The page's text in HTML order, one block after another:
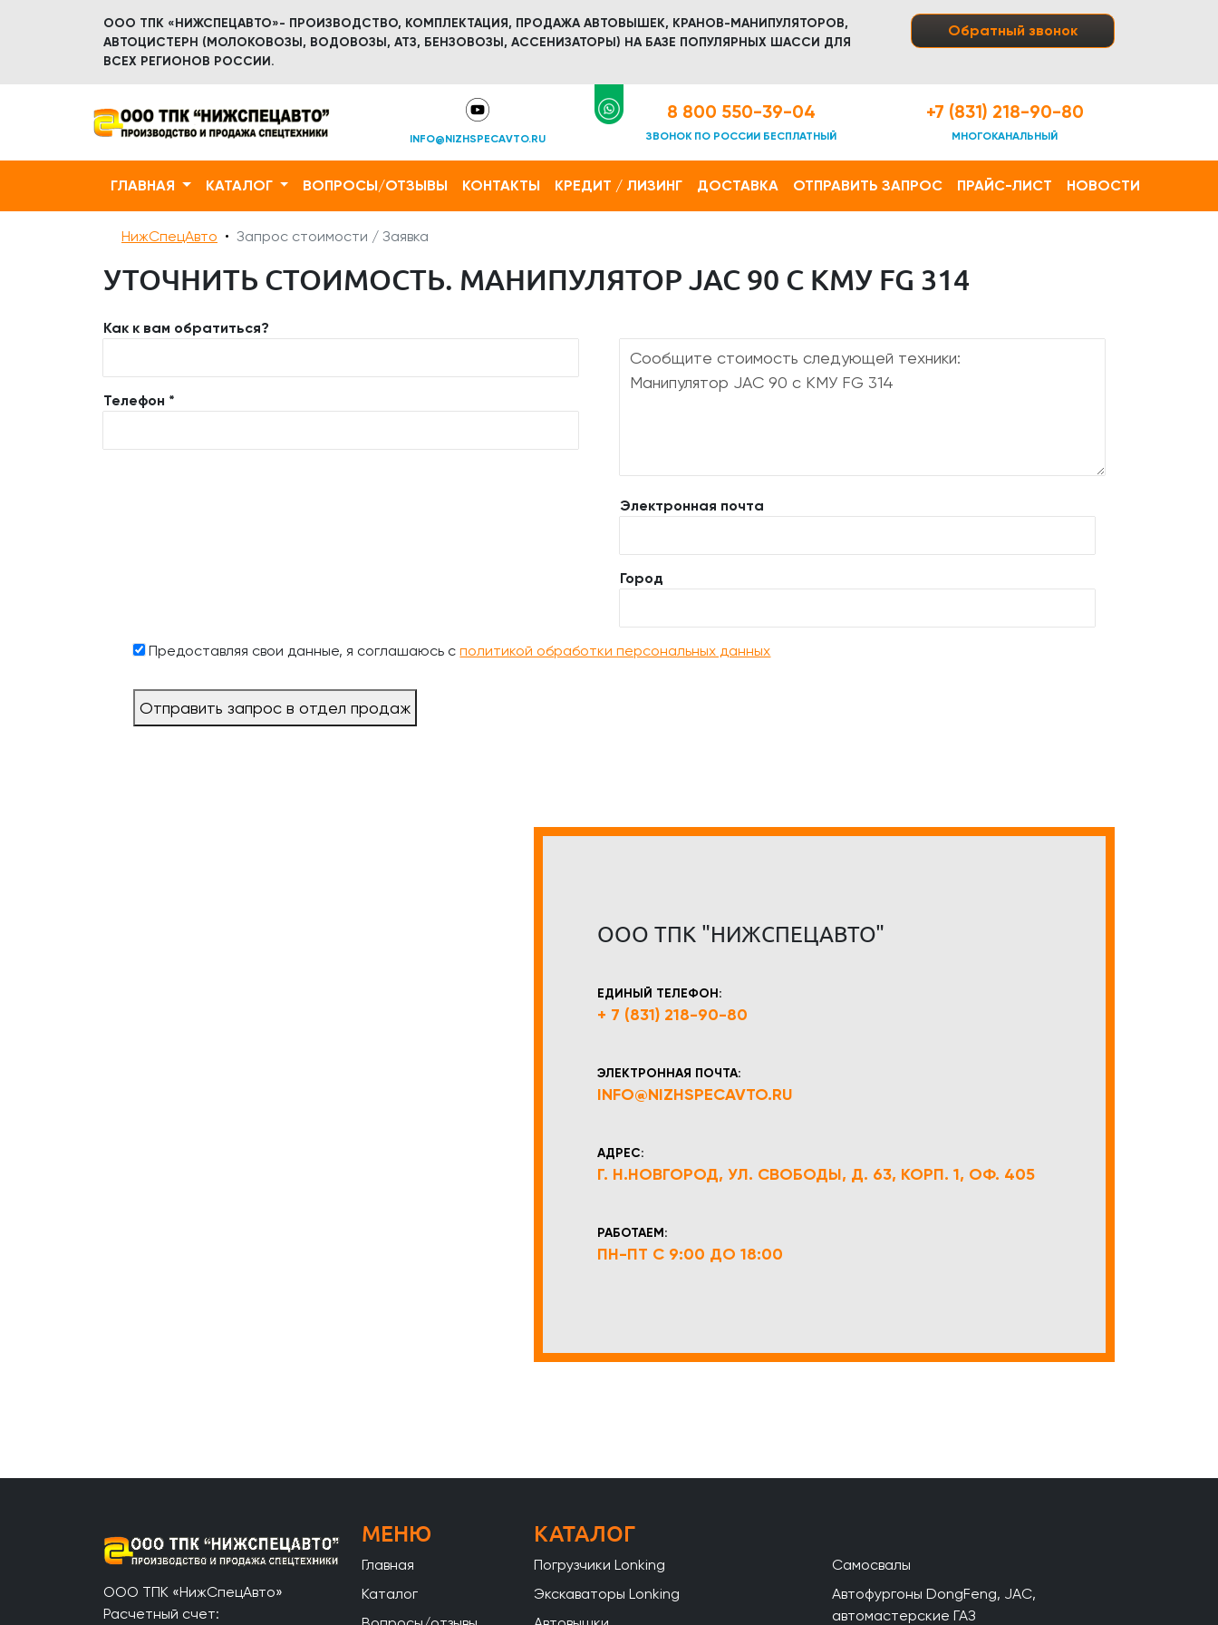
ООО ТПК «НИЖСПЕЦАВТО»- ПРОИЗВОДСТВО, КОМПЛЕКТАЦИЯ, ПРОДАЖА АВТОВЫШЕК, КРАНОВ-МАНИПУЛЯТОРОВ,
АВТОЦИСТЕРН (МОЛОКОВОЗЫ, ВОДОВОЗЫ, АТЗ, БЕНЗОВОЗЫ, АССЕНИЗАТОРЫ) НА БАЗЕ ПОПУЛЯРНЫХ ШАССИ ДЛЯ
ВСЕХ РЕГИОНОВ РОССИИ.
Обратный звонок
INFO@NIZHSPECAVTO.RU
8 800 550-39-04
ЗВОНОК ПО РОССИИ БЕСПЛАТНЫЙ
+7 (831) 218-90-80
МНОГОКАНАЛЬНЫЙ
ГЛАВНАЯ КАТАЛОГ ВОПРОСЫ/ОТЗЫВЫ КОНТАКТЫ КРЕДИТ / ЛИЗИНГ ДОСТАВКА ОТПРАВИТЬ ЗАПРОС ПРАЙС-ЛИСТ НОВОСТИ
НижСпецАвто Запрос стоимости / Заявка
УТОЧНИТЬ СТОИМОСТЬ. МАНИПУЛЯТОР JAC 90 С КМУ FG 314
Как к вам обратиться?
Телефон *
Электронная почта
Город
Предоставляя свои данные, я соглашаюсь сполитикой обработки персональных данных
Отправить запрос в отдел продаж
ООО ТПК "НИЖСПЕЦАВТО"
ЕДИНЫЙ ТЕЛЕФОН:
+ 7 (831) 218-90-80
ЭЛЕКТРОННАЯ ПОЧТА:
INFO@NIZHSPECAVTO.RU
АДРЕС:
Г. Н.НОВГОРОД, УЛ. СВОБОДЫ, Д. 63, КОРП. 1, ОФ. 405
РАБОТАЕМ:
ПН-ПТ С 9:00 ДО 18:00
ООО ТПК «НижСпецАвто»
Расчетный счет:
МЕНЮ
Главная
Каталог
КАТАЛОГ
Погрузчики Lonking
Экскаваторы Lonking
Самосвалы
Автофургоны DongFeng, JAC,
автомастерские ГАЗ